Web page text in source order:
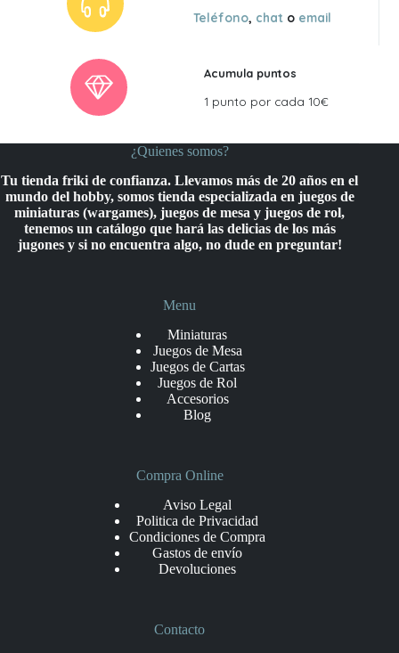
Teléfono, chat o email
Acumula puntos
1 punto por cada 10€
¿Quienes somos?
Tu tienda friki de confianza. Llevamos más de 20 años en el
mundo del hobby, somos tienda especializada en juegos de
miniaturas (wargames), juegos de mesa y juegos de rol,
tenemos un catálogo que hará las delicias de los más
jugones y si no encuentra algo, no dude en preguntar!
Menu
Miniaturas
Juegos de Mesa
Juegos de Cartas
Juegos de Rol
Accesorios
Blog
Compra Online
Aviso Legal
Politica de Privacidad
Condiciones de Compra
Gastos de envío
Devoluciones
Contacto